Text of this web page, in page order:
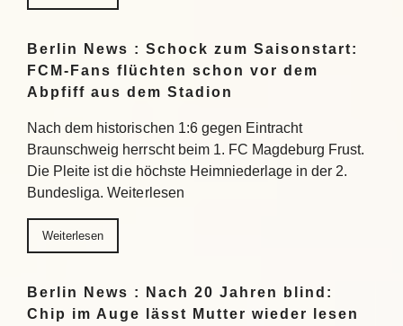
Berlin News : Schock zum Saisonstart:
FCM-Fans flüchten schon vor dem
Abpfiff aus dem Stadion
Nach dem historischen 1:6 gegen Eintracht
Braunschweig herrscht beim 1. FC Magdeburg Frust.
Die Pleite ist die höchste Heimniederlage in der 2.
Bundesliga. Weiterlesen
Weiterlesen
Berlin News : Nach 20 Jahren blind:
Chip im Auge lässt Mutter wieder lesen